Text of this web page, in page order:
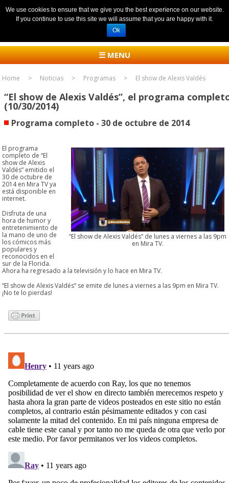
☰ MENU
Home Noticias Programas El show de Alexis Valdés
“El show de Alexis Valdés”, el programa
(10/30/2014)
Programa completo - 30 de octubre de 2014
“El show de Alexis Valdés” de lunes a viernes a las 9pm
en Mira TV.
El programa
completo de “El
show de Alexis
Valdés” emitido el
30 de octubre de
2014 en Mira TV ya
está disponible en
internet.
Disfruta de una
hora de humor y
entretenimiento de
la mano de uno de
los cómicos más
populares y
reconocidos en el
sur de la Florida.
Ahora ha regresado a la televisión y lo hace en Mira TV.
“El show de Alexis Valdés” se emite de lunes a viernes a las 9pm en Mira TV.
¡No te lo pierdas!
We use cookies to ensure that we give you the best experience on our website.
If you continue to use this site we will assume that you are happy with it.
Ok